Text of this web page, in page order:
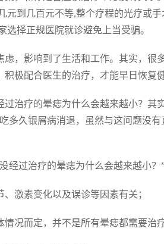
元到几百元不等,整个疗程的光疗或
选择正规医院就诊避免上当受骗。
虑，影响到了生活和工作。其实，很
极配合医生的治疗，才能早日恢复健
治疗的晕痣为什么会越来越小？其
多久银屑病消退，虽然与这问题没
经过治疗的晕痣为什么会越来越小？”
激素变化以及误诊等因素有关；
况而定，并不是所有晕痣都需要治疗